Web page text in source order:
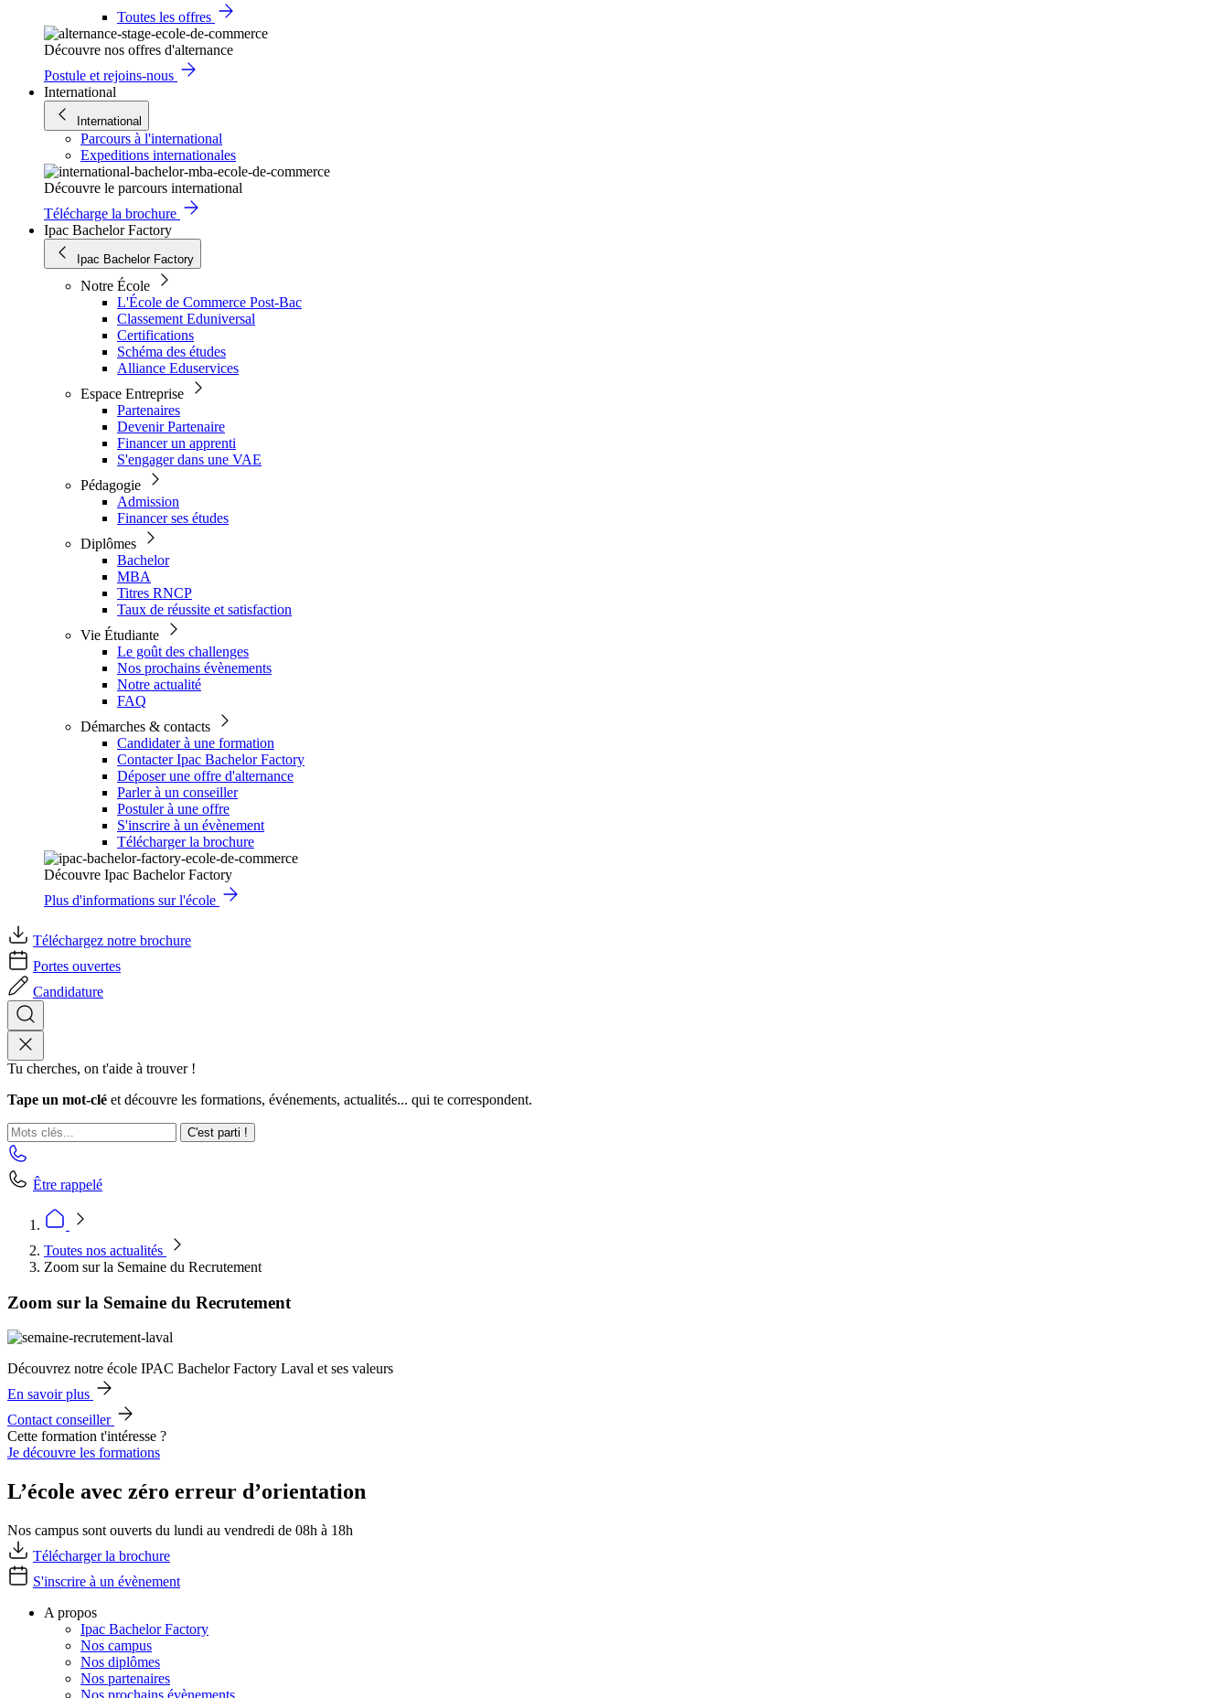
Toutes les offres
Découvre nos offres d'alternance
Postule et rejoins-nous
International
International
Parcours à l'international
Expeditions internationales
Découvre le parcours international
Télécharge la brochure
Ipac Bachelor Factory
Ipac Bachelor Factory
Notre École
L'École de Commerce Post-Bac
Classement Eduniversal
Certifications
Schéma des études
Alliance Eduservices
Espace Entreprise
Partenaires
Devenir Partenaire
Financer un apprenti
S'engager dans une VAE
Pédagogie
Admission
Financer ses études
Diplômes
Bachelor
MBA
Titres RNCP
Taux de réussite et satisfaction
Vie Étudiante
Le goût des challenges
Nos prochains évènements
Notre actualité
FAQ
Démarches & contacts
Candidater à une formation
Contacter Ipac Bachelor Factory
Déposer une offre d'alternance
Parler à un conseiller
Postuler à une offre
S'inscrire à un évènement
Télécharger la brochure
Découvre Ipac Bachelor Factory
Plus d'informations sur l'école
Téléchargez notre brochure
Portes ouvertes
Candidature
Tu cherches, on t'aide à trouver !
Tape un mot-clé et découvre les formations, événements, actualités... qui te correspondent.
C'est parti !
Être rappelé
Toutes nos actualités
Zoom sur la Semaine du Recrutement
Zoom sur la Semaine du Recrutement
Découvrez notre école IPAC Bachelor Factory Laval et ses valeurs
En savoir plus
Contact conseiller
Cette formation t'intéresse ?
Je découvre les formations
L’école avec zéro erreur d’orientation
Nos campus sont ouverts du lundi au vendredi de 08h à 18h
Télécharger la brochure
S'inscrire à un évènement
A propos
Ipac Bachelor Factory
Nos campus
Nos diplômes
Nos partenaires